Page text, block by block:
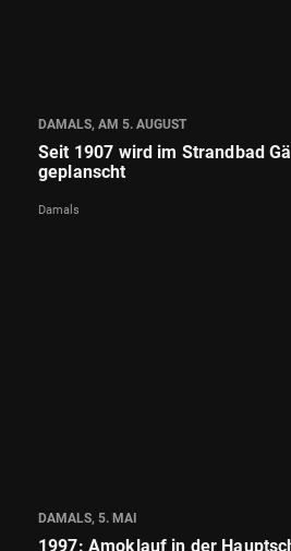
DAMALS, AM 5. AUGUST
Seit 1907 wird im Strandbad
geplanscht
Damals
DAMALS, 5. MAI
1997: Amoklauf in der